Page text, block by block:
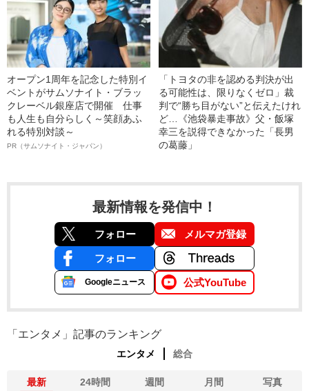
オープン1周年を記念した特別イ
ベントがサムソナイト・ブラッ
クレーベル銀座店で開催 仕事
も人生も自分らしく～笑顔あふ
れる特別対談～
PR（サムソナイト・ジャパン）
「トヨタの非を認める判決が出
る可能性は、限りなくゼロ」裁
判で“勝ち目がない”と伝えたけれ
ど…《池袋暴走事故》父・飯塚
幸三を説得できなかった「長男
の葛藤」
最新情報を発信中！
フォロー メルマガ登録
フォロー
Googleニュース 公式YouTube
「エンタメ」記事のランキング
エンタメ 総合
最新 24時間 週間 月間 写真